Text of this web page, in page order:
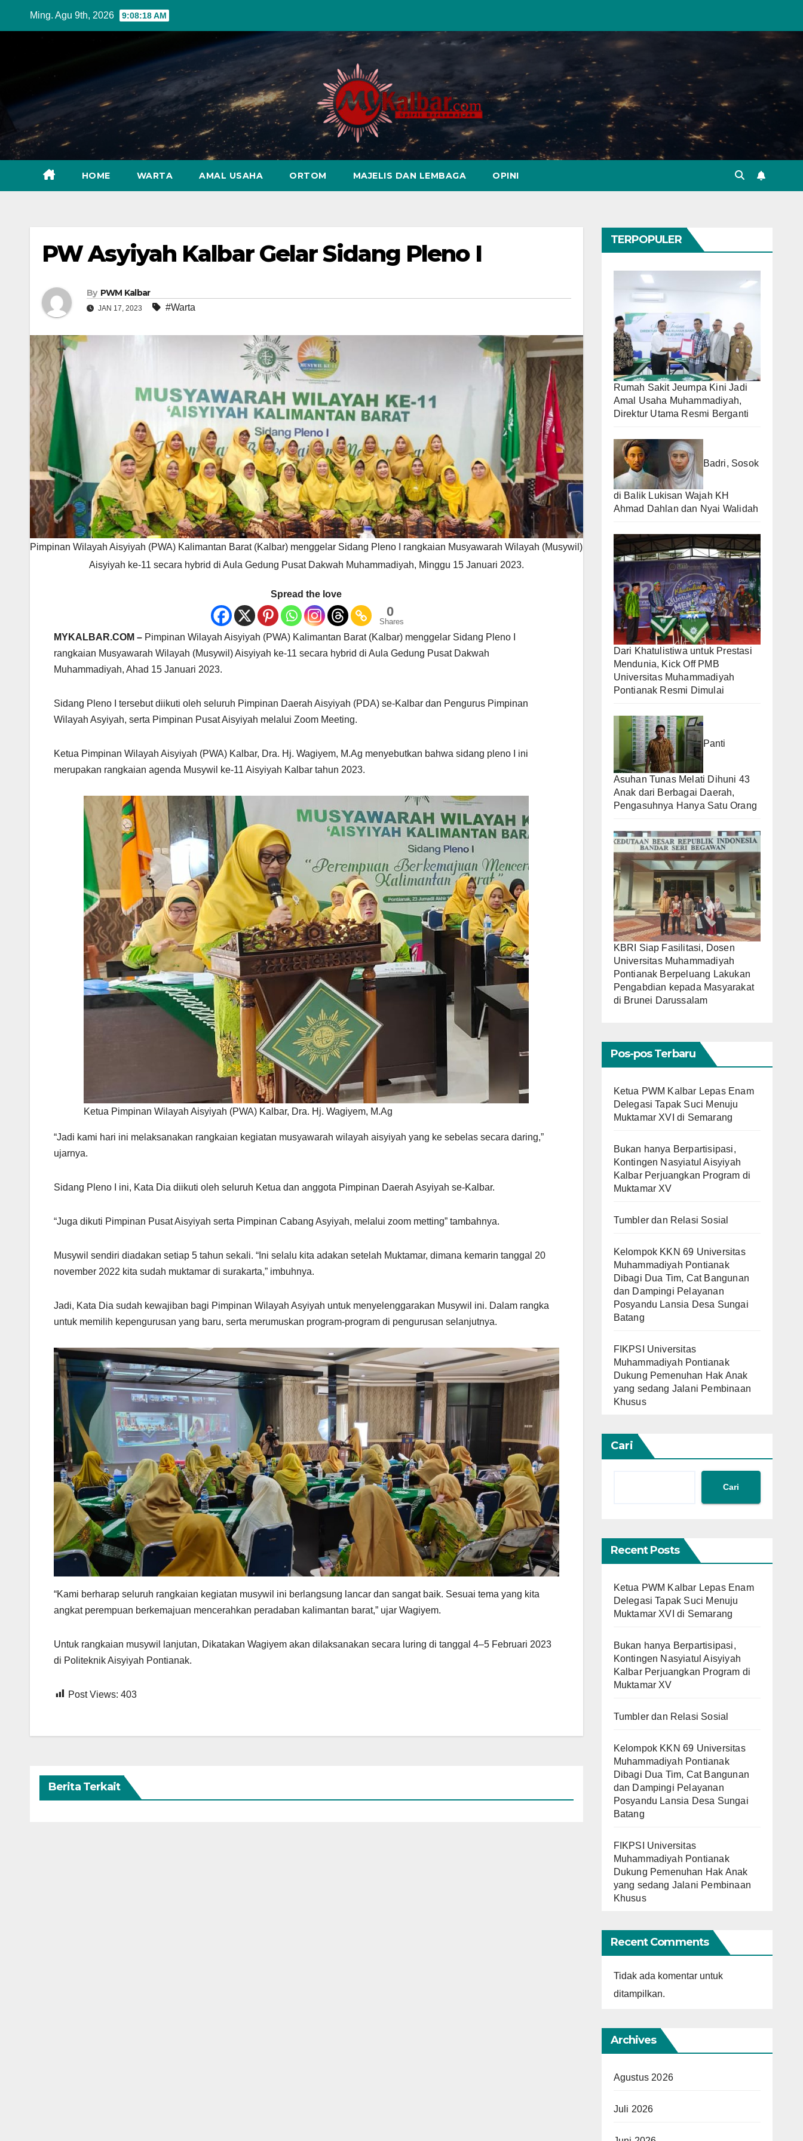
Ming. Agu 9th, 2026 9:08:19 AM
HOME WARTA AMAL USAHA ORTOM MAJELIS DAN LEMBAGA OPINI
PW Asyiyah Kalbar Gelar Sidang Pleno I
By PWM Kalbar
JAN 17, 2023 #Warta
Pimpinan Wilayah Aisyiyah (PWA) Kalimantan Barat (Kalbar) menggelar Sidang Pleno I rangkaian Musyawarah Wilayah (Musywil)
Aisyiyah ke-11 secara hybrid di Aula Gedung Pusat Dakwah Muhammadiyah, Minggu 15 Januari 2023.
Spread the love
0
Shares
MYKALBAR.COM – Pimpinan Wilayah Aisyiyah (PWA) Kalimantan Barat (Kalbar) menggelar Sidang Pleno I
rangkaian Musyawarah Wilayah (Musywil) Aisyiyah ke-11 secara hybrid di Aula Gedung Pusat Dakwah
Muhammadiyah, Ahad 15 Januari 2023.
Sidang Pleno I tersebut diikuti oleh seluruh Pimpinan Daerah Aisyiyah (PDA) se-Kalbar dan Pengurus Pimpinan
Wilayah Asyiyah, serta Pimpinan Pusat Aisyiyah melalui Zoom Meeting.
Ketua Pimpinan Wilayah Aisyiyah (PWA) Kalbar, Dra. Hj. Wagiyem, M.Ag menyebutkan bahwa sidang pleno I ini
merupakan rangkaian agenda Musywil ke-11 Aisyiyah Kalbar tahun 2023.
Ketua Pimpinan Wilayah Aisyiyah (PWA) Kalbar, Dra. Hj. Wagiyem, M.Ag
“Jadi kami hari ini melaksanakan rangkaian kegiatan musyawarah wilayah aisyiyah yang ke sebelas secara daring,”
ujarnya.
Sidang Pleno I ini, Kata Dia diikuti oleh seluruh Ketua dan anggota Pimpinan Daerah Asyiyah se-Kalbar.
“Juga dikuti Pimpinan Pusat Aisyiyah serta Pimpinan Cabang Asyiyah, melalui zoom metting” tambahnya.
Musywil sendiri diadakan setiap 5 tahun sekali. “Ini selalu kita adakan setelah Muktamar, dimana kemarin tanggal 20
november 2022 kita sudah muktamar di surakarta,” imbuhnya.
Jadi, Kata Dia sudah kewajiban bagi Pimpinan Wilayah Asyiyah untuk menyelenggarakan Musywil ini. Dalam rangka
untuk memilih kepengurusan yang baru, serta merumuskan program-program di pengurusan selanjutnya.
“Kami berharap seluruh rangkaian kegiatan musywil ini berlangsung lancar dan sangat baik. Sesuai tema yang kita
angkat perempuan berkemajuan mencerahkan peradaban kalimantan barat,” ujar Wagiyem.
Untuk rangkaian musywil lanjutan, Dikatakan Wagiyem akan dilaksanakan secara luring di tanggal 4–5 Februari 2023
di Politeknik Aisyiyah Pontianak.
Post Views: 403
Berita Terkait
TERPOPULER
Rumah Sakit Jeumpa Kini Jadi
Amal Usaha Muhammadiyah,
Direktur Utama Resmi Berganti
Badri, Sosok
di Balik Lukisan Wajah KH
Ahmad Dahlan dan Nyai Walidah
Dari Khatulistiwa untuk Prestasi
Mendunia, Kick Off PMB
Universitas Muhammadiyah
Pontianak Resmi Dimulai
Panti
Asuhan Tunas Melati Dihuni 43
Anak dari Berbagai Daerah,
Pengasuhnya Hanya Satu Orang
KBRI Siap Fasilitasi, Dosen
Universitas Muhammadiyah
Pontianak Berpeluang Lakukan
Pengabdian kepada Masyarakat
di Brunei Darussalam
Pos-pos Terbaru
Ketua PWM Kalbar Lepas Enam
Delegasi Tapak Suci Menuju
Muktamar XVI di Semarang
Bukan hanya Berpartisipasi,
Kontingen Nasyiatul Aisyiyah
Kalbar Perjuangkan Program di
Muktamar XV
Tumbler dan Relasi Sosial
Kelompok KKN 69 Universitas
Muhammadiyah Pontianak
Dibagi Dua Tim, Cat Bangunan
dan Dampingi Pelayanan
Posyandu Lansia Desa Sungai
Batang
FIKPSI Universitas
Muhammadiyah Pontianak
Dukung Pemenuhan Hak Anak
yang sedang Jalani Pembinaan
Khusus
Cari
Cari
Recent Posts
Ketua PWM Kalbar Lepas Enam
Delegasi Tapak Suci Menuju
Muktamar XVI di Semarang
Bukan hanya Berpartisipasi,
Kontingen Nasyiatul Aisyiyah
Kalbar Perjuangkan Program di
Muktamar XV
Tumbler dan Relasi Sosial
Kelompok KKN 69 Universitas
Muhammadiyah Pontianak
Dibagi Dua Tim, Cat Bangunan
dan Dampingi Pelayanan
Posyandu Lansia Desa Sungai
Batang
FIKPSI Universitas
Muhammadiyah Pontianak
Dukung Pemenuhan Hak Anak
yang sedang Jalani Pembinaan
Khusus
Recent Comments
Tidak ada komentar untuk
ditampilkan.
Archives
Agustus 2026
Juli 2026